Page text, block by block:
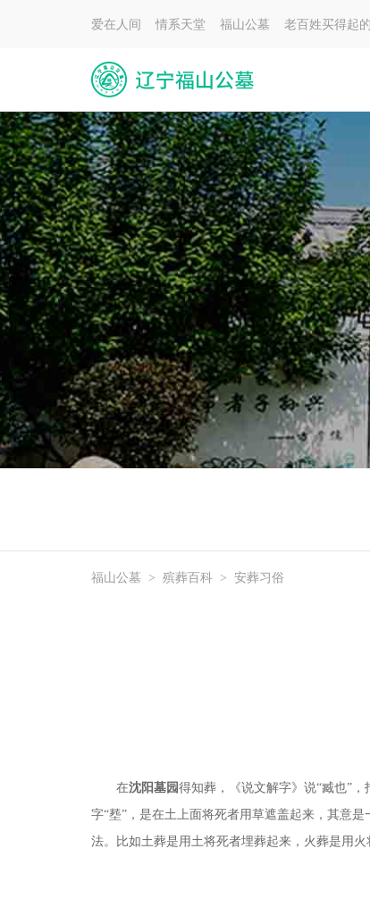
爱在人间 情系天堂 福山公墓 老百姓买得起的
福山公墓 > 殡葬百科 > 安葬习俗
在沈阳墓园得知葬，《说文解字》说“臧也”
字“塟”，是在土上面将死者用草遮盖起来，其意
法。比如土葬是用土将死者埋葬起来，火葬是用